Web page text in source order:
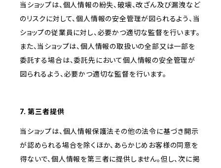
当ショップは、個人情報の紛失、破壊、改ざん及び漏洩など
のリスクに対して、個人情報の安全管理が図られるよう、当
ショップの従業員に対し、必要かつ適切な監督を行います。
また、当ショップは、個人情報の取扱いの全部又は一部を
委託する場合は、委託先において個人情報の安全管理が
図られるよう、必要かつ適切な監督を行います。
7. 第三者提供
当ショップは、個人情報保護法その他の法令に基づき開示
が認められる場合を除くほか、あらかじめお客様の同意を
得ないで、個人情報を第三者に提供しません。但し、次に掲